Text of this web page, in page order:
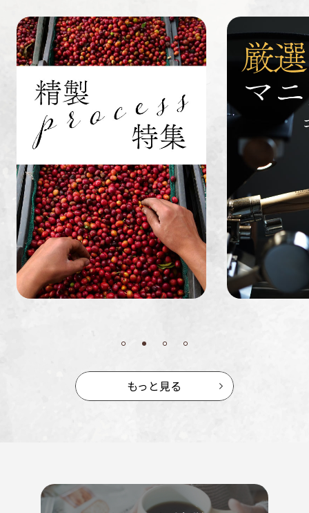
すてきな道
具
生活雑貨 福袋
業務用 定期便
インドネシ
ア
ホンジュラ
ス
ミャンマー ルワンダ
もっと見る